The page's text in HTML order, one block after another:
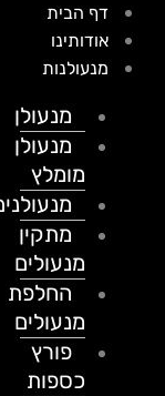
דף הבית
אודותינו
מנעולנות
מנעולן
מנעולן
מומלץ
מנעולנים
מתקין
מנעולים
החלפת
מנעולים
פורץ
כספות